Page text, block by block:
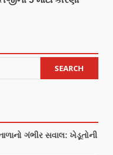
SEARCH
ગંભીર સવાલ: ખેડૂતોની